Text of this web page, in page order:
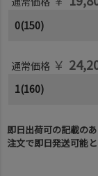
0(150)
通常価格 ￥
1(160)
即日出荷可の記載の
注文で即日発送可能と